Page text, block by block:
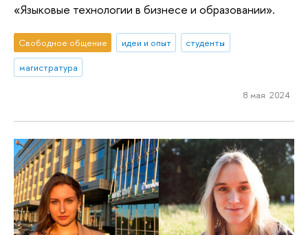
«Языковые технологии в бизнесе и образовании».
Свободное общение идеи и опыт
студенты
магистратура
8 мая 2024